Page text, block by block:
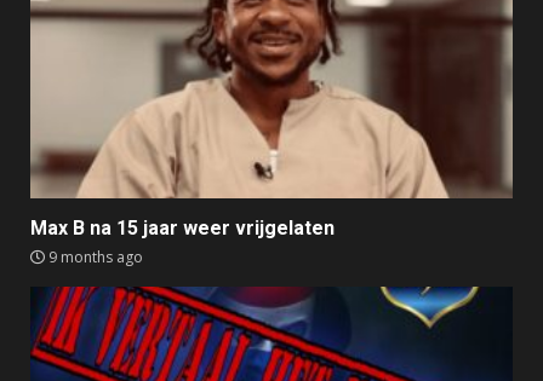
Max B na 15 jaar weer vrijgelaten
9 months ago